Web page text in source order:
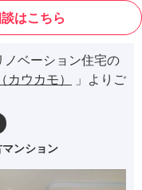
はこちら
ノベーション住宅の
カウカモ）
」よりご
ンション